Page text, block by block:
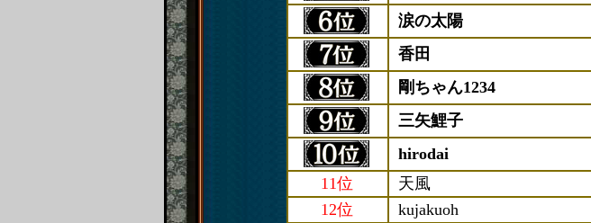
涙の太陽
香田
剛ちゃん1234
三矢鯉子
hirodai
11位
天風
12位
kujakuoh